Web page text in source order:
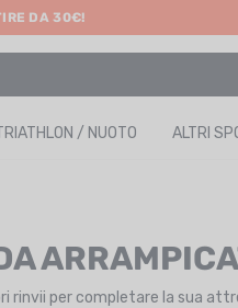
DA 30€!
/ NUOTO ALTRI
rinvii per completare la sua